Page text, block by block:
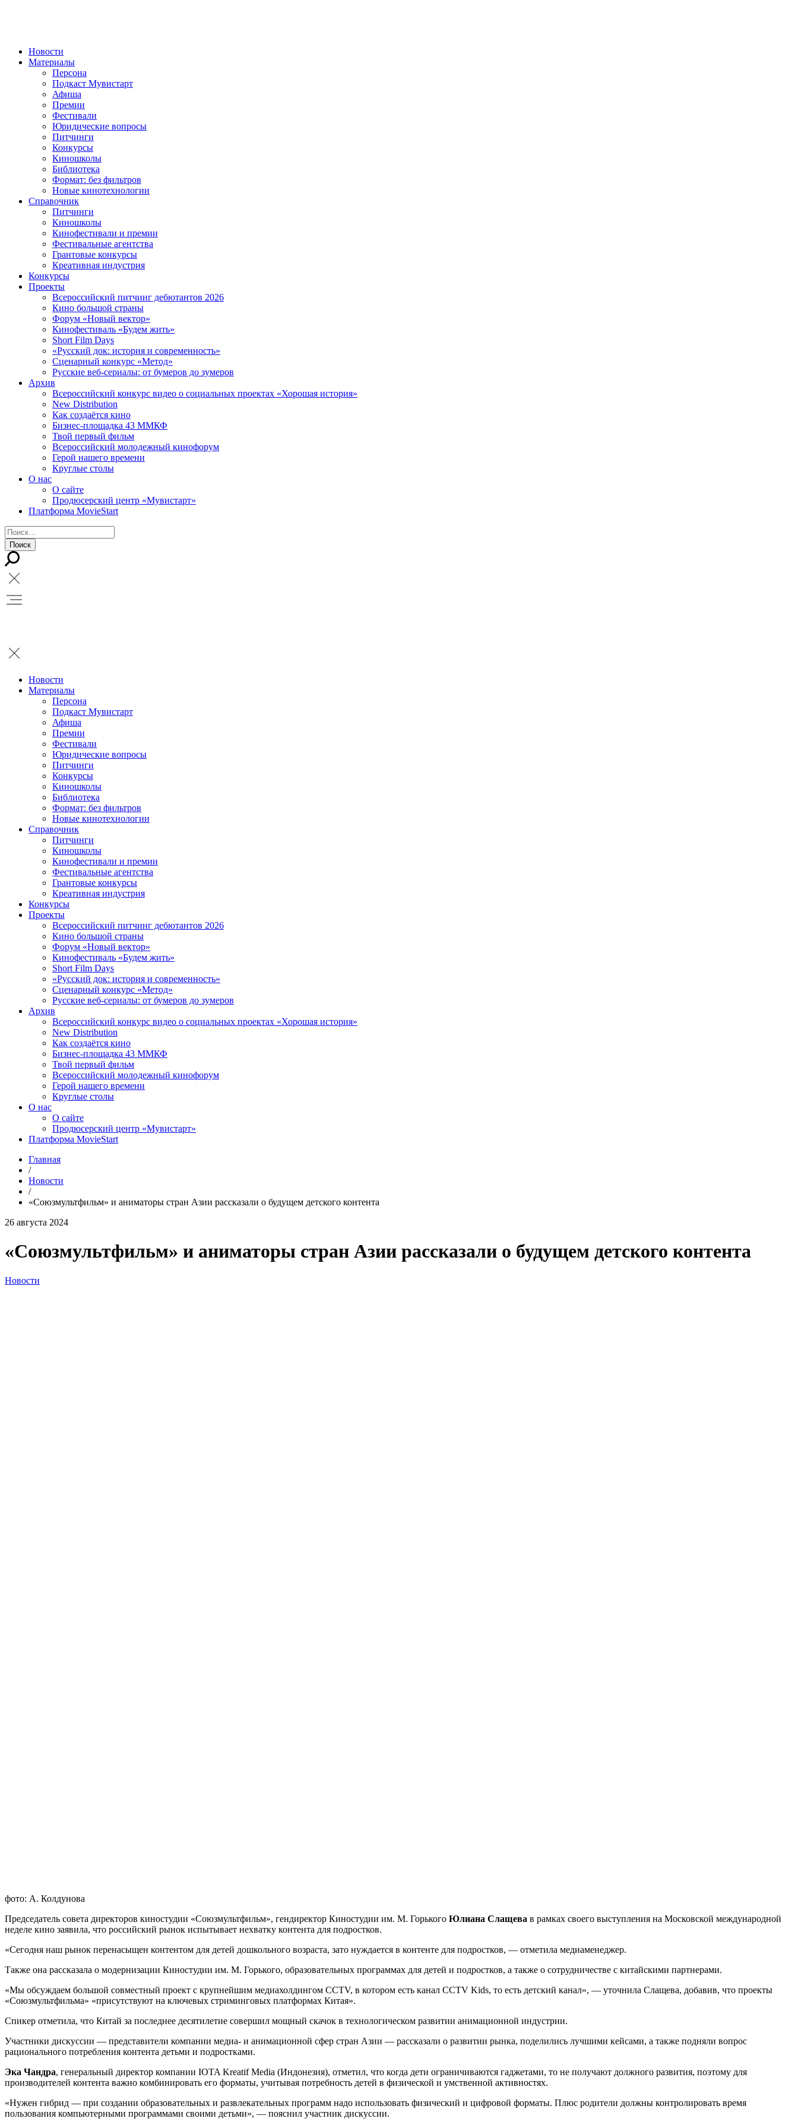
Новости
Материалы
Персона
Подкаст Мувистарт
Афиша
Премии
Фестивали
Юридические вопросы
Питчинги
Конкурсы
Киношколы
Библиотека
Формат: без фильтров
Новые кинотехнологии
Справочник
Питчинги
Киношколы
Кинофестивали и премии
Фестивальные агентства
Грантовые конкурсы
Креативная индустрия
Конкурсы
Проекты
Всероссийский питчинг дебютантов 2026
Кино большой страны
Форум «Новый вектор»
Кинофестиваль «Будем жить»
Short Film Days
«Русский док: история и современность»
Сценарный конкурс «Метод»
Русские веб-сериалы: от бумеров до зумеров
Архив
Всероссийский конкурс видео о социальных проектах «Хорошая история»
New Distribution
Как создаётся кино
Бизнес-площадка 43 ММКФ
Твой первый фильм
Всероссийский молодежный кинофорум
Герой нашего времени
Круглые столы
О нас
О сайте
Продюсерский центр «Мувистарт»
Платформа MovieStart
Новости
Материалы
Персона
Подкаст Мувистарт
Афиша
Премии
Фестивали
Юридические вопросы
Питчинги
Конкурсы
Киношколы
Библиотека
Формат: без фильтров
Новые кинотехнологии
Справочник
Питчинги
Киношколы
Кинофестивали и премии
Фестивальные агентства
Грантовые конкурсы
Креативная индустрия
Конкурсы
Проекты
Всероссийский питчинг дебютантов 2026
Кино большой страны
Форум «Новый вектор»
Кинофестиваль «Будем жить»
Short Film Days
«Русский док: история и современность»
Сценарный конкурс «Метод»
Русские веб-сериалы: от бумеров до зумеров
Архив
Всероссийский конкурс видео о социальных проектах «Хорошая история»
New Distribution
Как создаётся кино
Бизнес-площадка 43 ММКФ
Твой первый фильм
Всероссийский молодежный кинофорум
Герой нашего времени
Круглые столы
О нас
О сайте
Продюсерский центр «Мувистарт»
Платформа MovieStart
Главная
/
Новости
/
«Союзмультфильм» и аниматоры стран Азии рассказали о будущем детского контента
26 августа 2024
«Союзмультфильм» и аниматоры стран Азии рассказали о будущем детского контента
Новости
фото: А. Колдунова
Председатель совета директоров киностудии «Союзмультфильм», гендиректор Киностудии им. М. Горького Юлиана Слащева в рамках своего выступления на Московской международной
неделе кино заявила, что российский рынок испытывает нехватку контента для подростков.
«Сегодня наш рынок перенасыщен контентом для детей дошкольного возраста, зато нуждается в контенте для подростков, — отметила медиаменеджер.
Также она рассказала о модернизации Киностудии им. М. Горького, образовательных программах для детей и подростков, а также о сотрудничестве с китайскими партнерами.
«Мы обсуждаем большой совместный проект с крупнейшим медиахолдингом CCTV, в котором есть канал CCTV Kids, то есть детский канал», — уточнила Слащева, добавив, что проекты
«Союзмультфильма» «присутствуют на ключевых стриминговых платформах Китая».
Спикер отметила, что Китай за последнее десятилетие совершил мощный скачок в технологическом развитии анимационной индустрии.
Участники дискуссии — представители компании медиа- и анимационной сфер стран Азии — рассказали о развитии рынка, поделились лучшими кейсами, а также подняли вопрос
рационального потребления контента детьми и подростками.
Эка Чандра, генеральный директор компании IOTA Kreatif Media (Индонезия), отметил, что когда дети ограничиваются гаджетами, то не получают должного развития, поэтому для
производителей контента важно комбинировать его форматы, учитывая потребность детей в физической и умственной активностях.
«Нужен гибрид — при создании образовательных и развлекательных программ надо использовать физический и цифровой форматы. Плюс родители должны контролировать время
пользования компьютерными программами своими детьми», — пояснил участник дискуссии.